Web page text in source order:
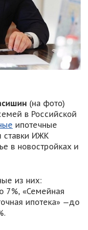
(на фото)
в Российской
ипотечные
ставки ИЖК
в новостройках и
из них:
7%, «Семейная
ипотека» —до